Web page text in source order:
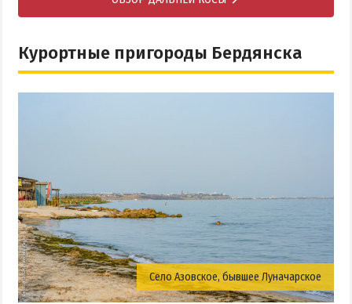
Курортные пригороды Бердянска
Село Азовское, бывшее Луначарское